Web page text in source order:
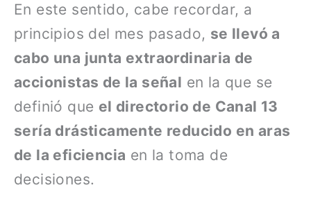
En este sentido, cabe recordar, a
principios del mes pasado, se llevó a
cabo una junta extraordinaria de
accionistas de la señal en la que se
definió que el directorio de Canal 13
sería drásticamente reducido en aras
de la eficiencia en la toma de
decisiones.